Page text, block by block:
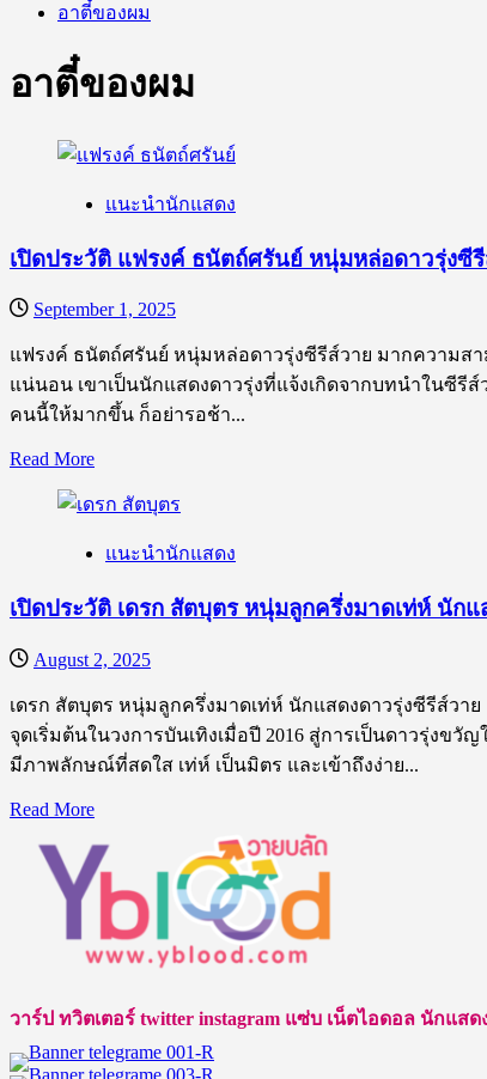
อาตี๋ของผม
อาตี๋ของผม
แนะนำนักแสดง
เปิดประวัติ แฟรงค์ ธนัตถ์ศรันย์ หนุ่มหล่อดาวรุ่งซี
September 1, 2025
แฟรงค์ ธนัตถ์ศรันย์ หนุ่มหล่อดาวรุ่งซีรีส์วาย มากความ
แน่นอน เขาเป็นนักแสดงดาวรุ่งที่แจ้งเกิดจากบทนำในซีรี
คนนี้ให้มากขึ้น ก็อย่ารอช้า...
Read MoreRead
about
ประวัติ
ธนัตถ์
หล่อ
ดาว
รุ่ง
วาย
มาก
ความ
สามารถ
แนะนำนักแสดง
เปิดประวัติ เดรก สัตบุตร หนุ่มลูกครึ่งมาดเท่ห์ นัก
August 2, 2025
เดรก สัตบุตร หนุ่มลูกครึ่งมาดเท่ห์ นักแสดงดาวรุ่งซีรีส์ว
จุดเริ่มต้นในวงการบันเทิงเมื่อปี 2016 สู่การเป็นดาวรุ่
มีภาพลักษณ์ที่สดใส เท่ห์ เป็นมิตร และเข้าถึงง่าย...
Read MoreRead
about
เปิด
ประวัติ
เดรก
สัต
หนุ่ม
ลูก
วาร์ป ทวิตเตอร์ twitter instagram แซ่บ เน็ตไอดอล นักแ